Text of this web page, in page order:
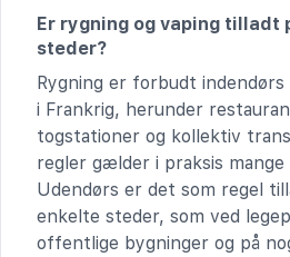
Er rygning og vaping tilladt
steder?
Rygning er forbudt
i Frankrig, herunder
togstationer og kollektiv
regler gælder i praksis
Udendørs er det som regel
enkelte steder, som ved
offentlige bygninger og på